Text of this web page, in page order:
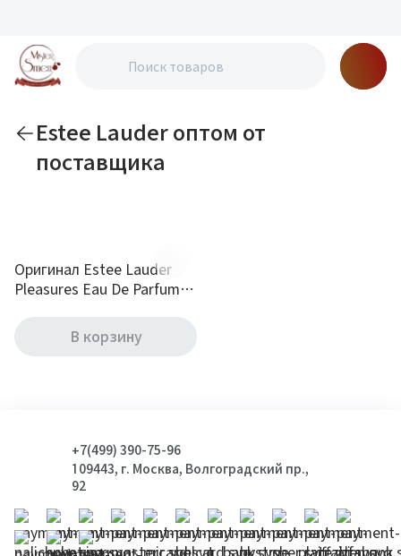
Estee Lauder оптом от
поставщика
Оригинал Estee Lauder
Pleasures Eau De Parfum 4
В корзину
+7(499) 390-75-96
109443, г. Москва, Волгоградский пр.,
92